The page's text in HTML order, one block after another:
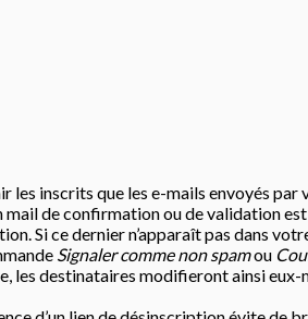
les inscrits que les e-mails envoyés
de confirmation ou de validation
Si ce dernier n’apparaît pas dans
Signaler comme non spamou
les destinataires modifieront ainsi